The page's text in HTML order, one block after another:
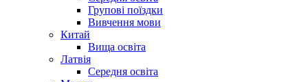
Групові поїздки
Вивчення мови
Китай
Вища освіта
Латвія
Середня освіта